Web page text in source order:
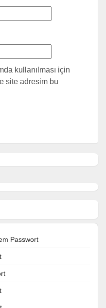
kullanılması için
site adresim bu
Passwort